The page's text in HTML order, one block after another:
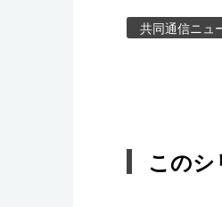
共同通信ニュ
このシ